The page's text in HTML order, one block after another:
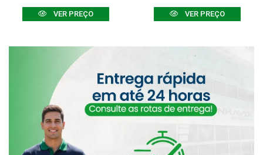
VER PREÇO VER PREÇO